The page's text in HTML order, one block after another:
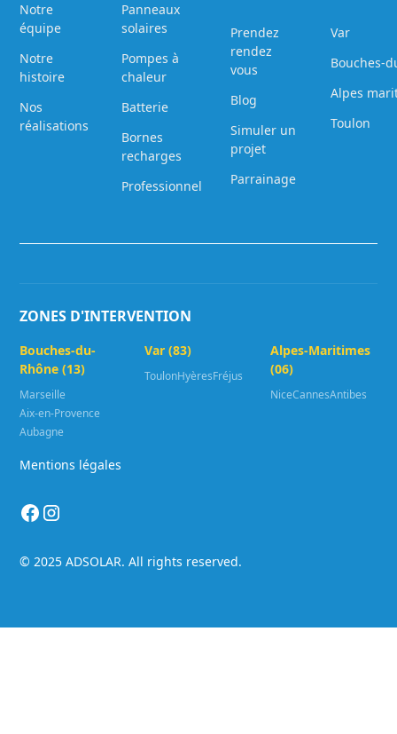
Notre
équipe
Notre
histoire
Nos
réalisations
Panneaux
solaires
Pompes à
chaleur
Batterie
Bornes
recharges
Professionnel
Prendez
rendez
vous
Blog
Simuler un
projet
Parrainage
Var
Bouches-
Alpes
Toulon
ZONES D'INTERVENTION
Bouches-du-
Rhône (13)
Marseille
Aix-en-Provence
Aubagne
Var (83)
ToulonHyèresFréjus
Alpes-Maritimes
(06)
NiceCannesAntibes
© 2025 ADSOLAR. All rights reserved.
Mentions légales